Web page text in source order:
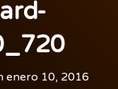
enero 10, 2016